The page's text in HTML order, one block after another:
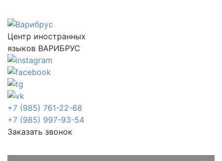
Центр иностранных
языков ВАРИБРУС
+7 (985) 761-22-68
+7 (985) 997-93-54
Заказать звонок